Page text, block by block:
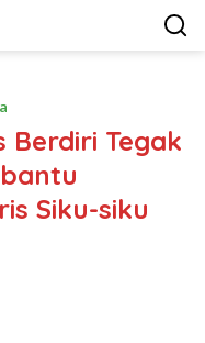
Berdiri Tegak
Siku-siku